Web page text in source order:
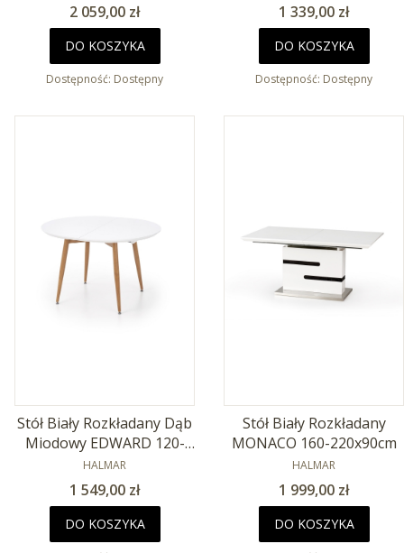
Cena
2 059,00 zł
DO KOSZYKA
Dostępność: Dostępny
Cena
1 339,00 zł
DO KOSZYKA
Dostępność: Dostępny
Stół Biały Rozkładany Dąb
Miodowy EDWARD 120-
200x100cm
PRODUCENT
HALMAR
Cena
1 549,00 zł
DO KOSZYKA
Stół Biały Rozkładany
MONACO 160-220x90cm
PRODUCENT
HALMAR
Cena
1 999,00 zł
DO KOSZYKA